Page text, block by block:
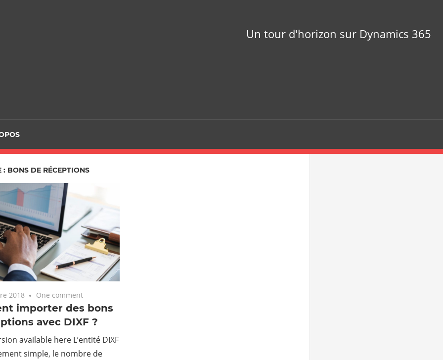
Un tour d'horizon sur Dynamics 365
: BONS DE RÉCEPTIONS
2018 One comment
importer des bons
avec DIXF ?
available here L’entité DIXF
simple, le nombre de